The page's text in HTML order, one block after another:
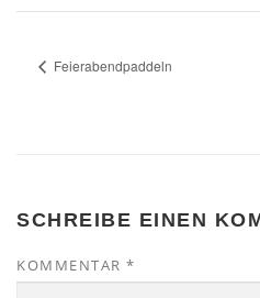
Feierabendpaddeln
SCHREIBE EINEN
KOMMENTAR *